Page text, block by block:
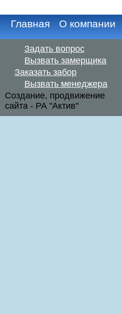
Главная О компании
Задать вопрос
Вызвать замерщика
Заказать забор
Вызвать менеджера
Создание, продвижение
сайта - РА "Актив"